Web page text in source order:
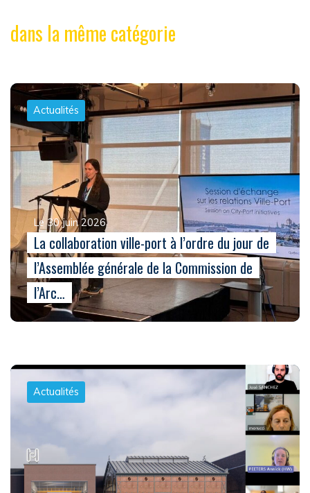
dans la même catégorie
Actualités
Le 30 juin 2026
La collaboration ville-port à l’ordre du jour de
l’Assemblée générale de la Commission de
l’Arc…
Actualités